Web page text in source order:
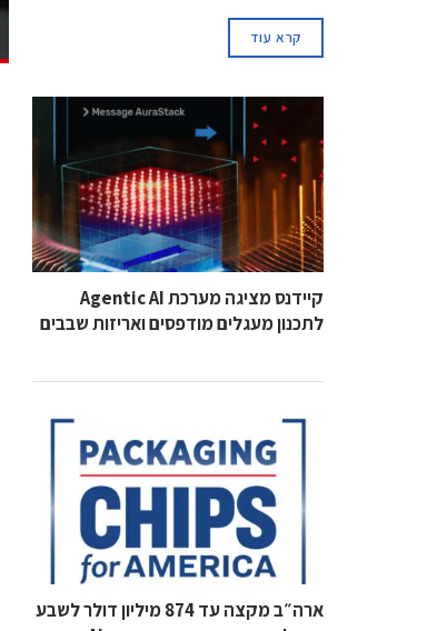
קרא עוד
קיידנס מציגה מערכת Agentic AI
לתכנון מעגלים מודפסים ואריזות שבבים
ארה״ב מקצה עד 874 מיליון דולר לשבע